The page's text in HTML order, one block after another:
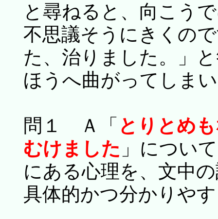
と尋ねると、向こう
不思議そうにきくの
た、治りました。」
ほうへ曲がってしま
問１ Ａ「 とりとめ
むけました 」につい
にある心理を、文中
具体的かつ分かりや